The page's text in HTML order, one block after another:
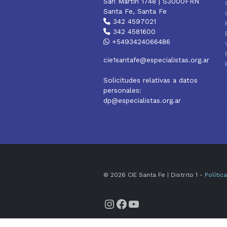
Santa Fe, Santa Fe
342 4597021
342 4581600
+5493424066486
cie1santafe@especialistas.org.ar
Solicitudes relativas a datos
personales:
dp@especialistas.org.ar
© 2026 CIE Santa Fe | Distrito 1 -
Instagram
Facebook
YouTube